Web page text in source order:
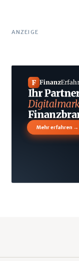
ANZEIGE
F Finanz
Ihr
Mehr erfahren→